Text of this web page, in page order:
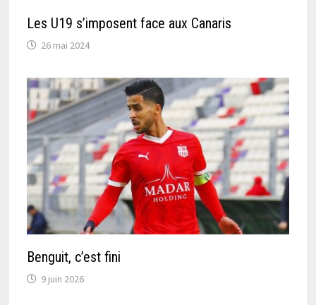
Les U19 s’imposent face aux Canaris
26 mai 2024
Benguit, c’est fini
9 juin 2026